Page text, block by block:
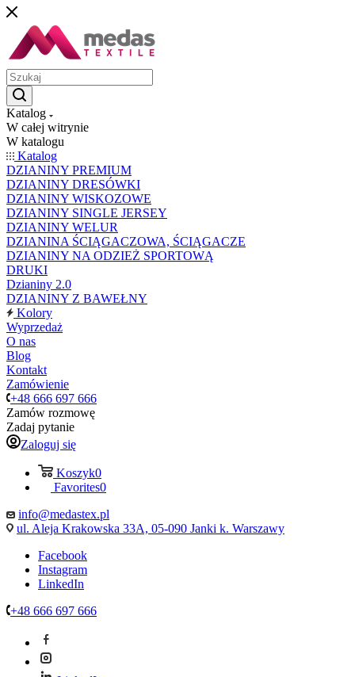
Katalog
W całej witrynie
W katalogu
Katalog
DZIANINY PREMIUM
DZIANINY DRESÓWKI
DZIANINY WISKOZOWE
DZIANINY SINGLE JERSEY
DZIANINY WELUR
DZIANINA ŚCIĄGACZOWA, ŚCIĄGACZE
DZIANINY NA ODZIEŻ SPORTOWĄ
DRUKI
Dzianiny 2.0
DZIANINY Z BAWEŁNY
Kolory
Wyprzedaż
O nas
Blog
Kontakt
Zamówienie
+48 666 697 666
Zamów rozmowę
Zadaj pytanie
Zaloguj się
Koszyk0
Favorites0
info@medastex.pl
ul. Aleja Krakowska 33A, 05-090 Janki k. Warszawy
Facebook
Instagram
LinkedIn
+48 666 697 666